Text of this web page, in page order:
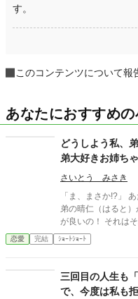
す。
このコンテンツについて報
あなたにおすすめ
どうしよう私、
弟大好きお姉ち
さいとう みさき
「ま、まさか!?」 あたし三鷹優美（みたかゆうみ）高校一年生。
弟の晴仁（はると
が良いの！ それはそれはも
そんなのお口に入らないよぉ～♡」
もある日トイレであ
恋愛 完結 ｼｮｰﾄｼｮｰﾄ
三回目の人生も
で、今度は私も